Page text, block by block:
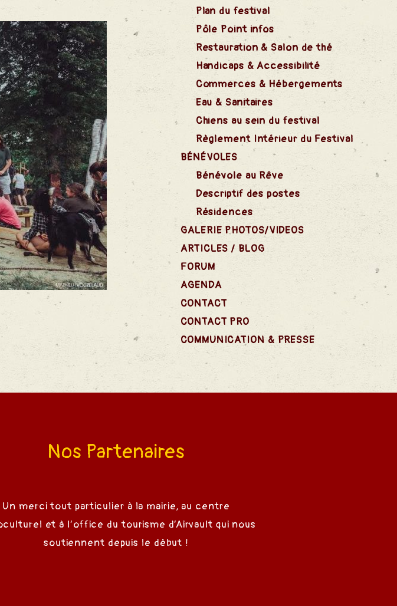
Plan du festival
Pôle Point infos
Restauration & Salon de thé
Handicaps & Accessibilité
Commerces & Hébergements
Eau & Sanitaires
Chiens au sein du festival
Règlement Intérieur du Festival
BÉNÉVOLES
Bénévole au Rêve
Descriptif des postes
Résidences
GALERIE PHOTOS/VIDEOS
ARTICLES / BLOG
FORUM
AGENDA
CONTACT
CONTACT PRO
COMMUNICATION & PRESSE
Nos Partenaires
Un merci tout particulier à la mairie, au centre
et à l’office du tourisme d’Airvault qui nous
soutiennent depuis le début !